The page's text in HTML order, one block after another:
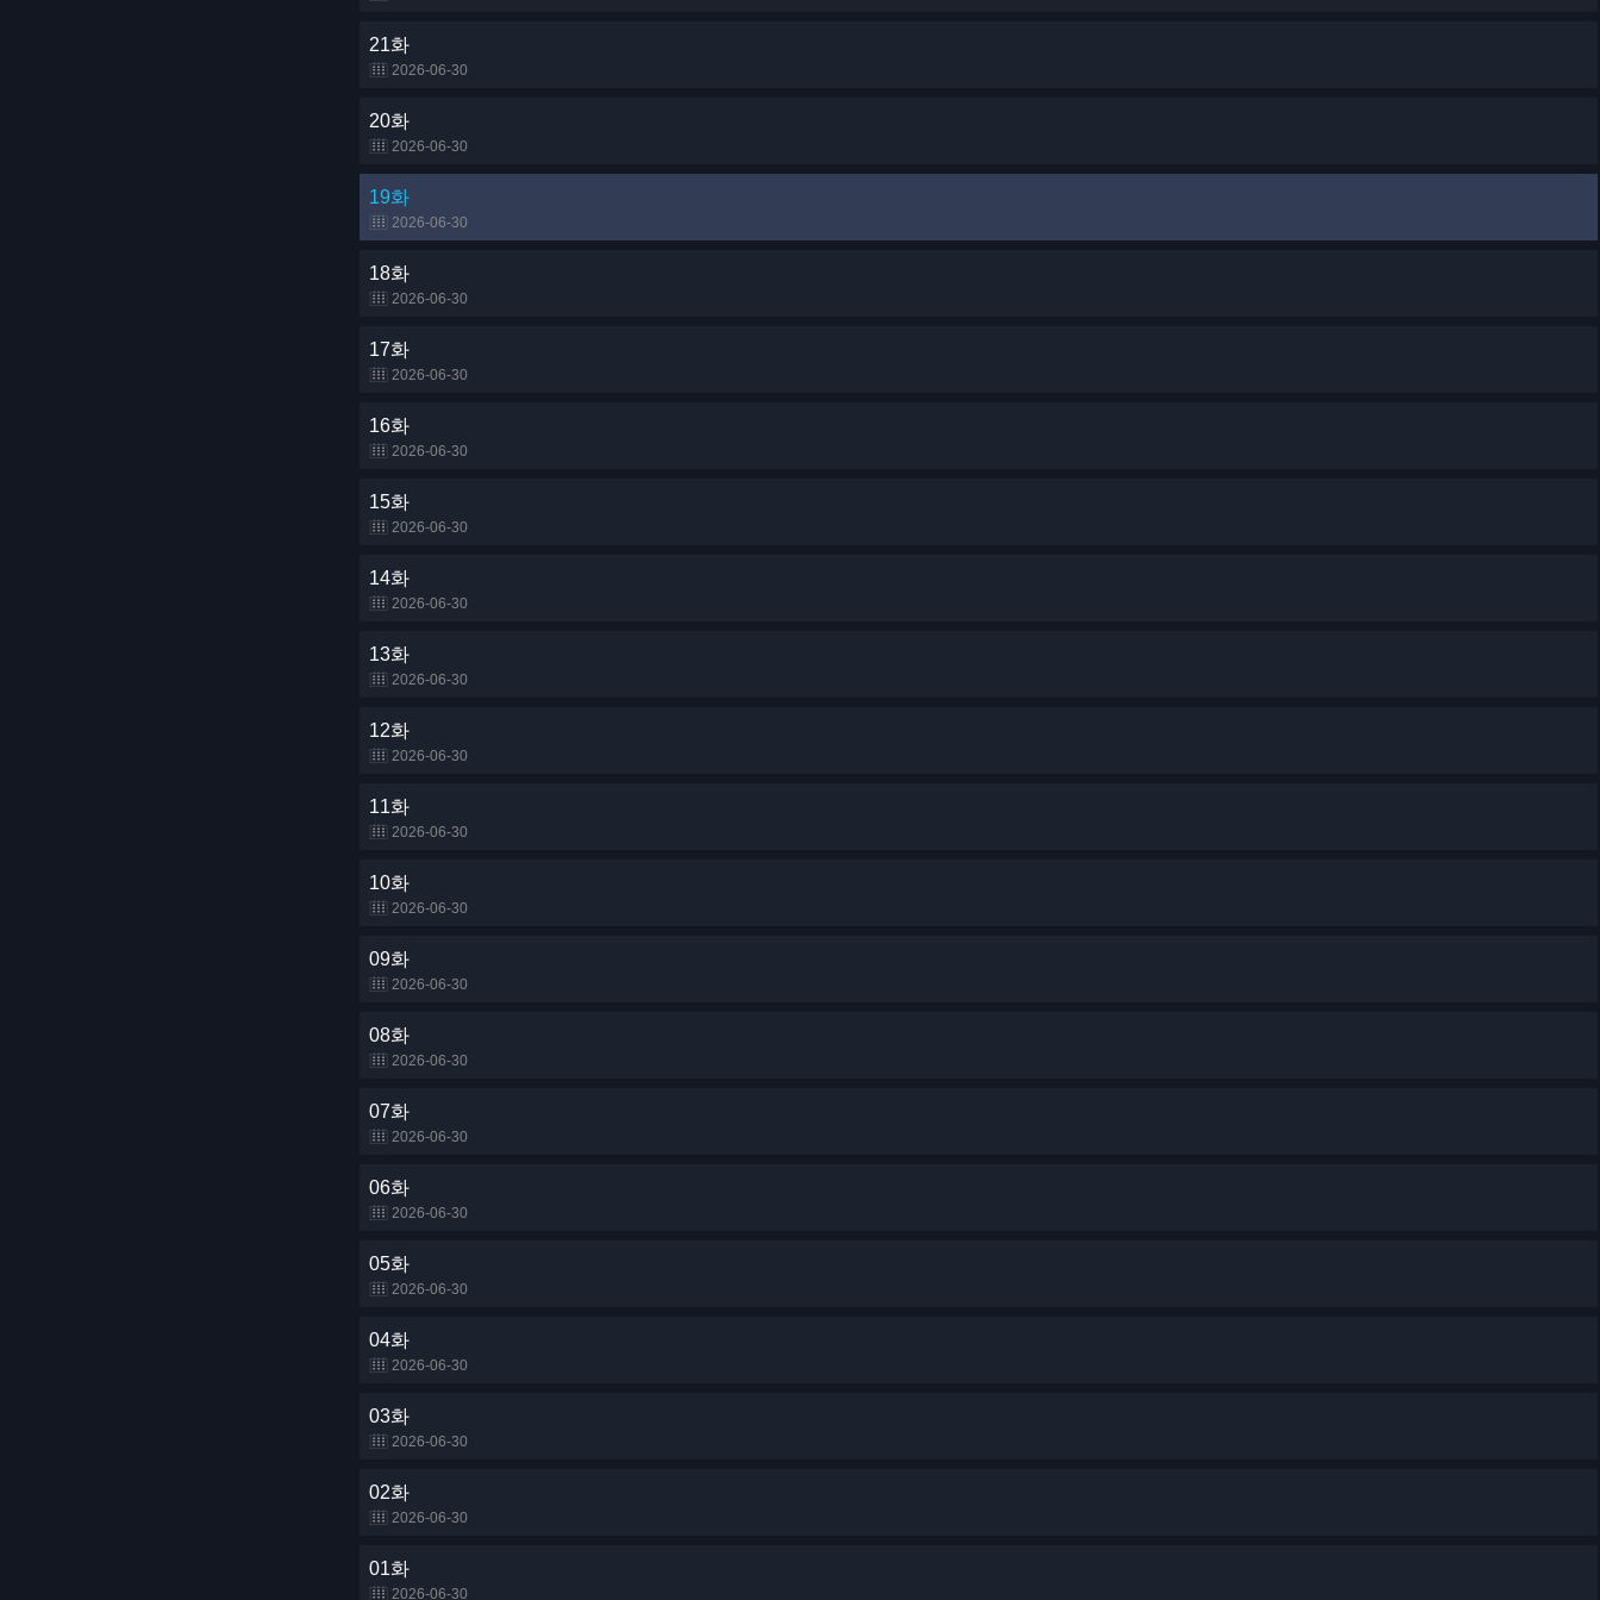
21화
2026-06-30
20화
2026-06-30
19화
2026-06-30
18화
2026-06-30
17화
2026-06-30
16화
2026-06-30
15화
2026-06-30
14화
2026-06-30
13화
2026-06-30
12화
2026-06-30
11화
2026-06-30
10화
2026-06-30
09화
2026-06-30
08화
2026-06-30
07화
2026-06-30
06화
2026-06-30
05화
2026-06-30
04화
2026-06-30
03화
2026-06-30
02화
2026-06-30
01화
2026-06-30